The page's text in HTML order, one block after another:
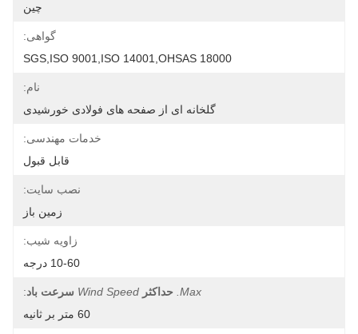
چين
گواهی:
SGS,ISO 9001,ISO 14001,OHSAS 18000
نام:
گلخانه ای از صفحه های فولادی خورشیدی
خدمات مهندسی:
قابل قبول
نصب سایت:
زمین باز
زاویه شیب:
10-60 درجه
Max. حداکثر Wind Speed سرعت باد:
60 متر بر ثانیه